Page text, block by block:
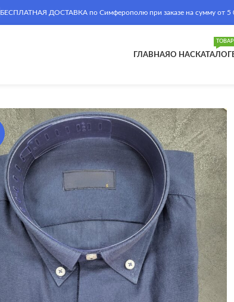
БЕСПЛАТНАЯ ДОСТАВКА по Симферополю при заказе на сумму от 5
ГЛАВНАЯ О НАСКАТАЛОГ